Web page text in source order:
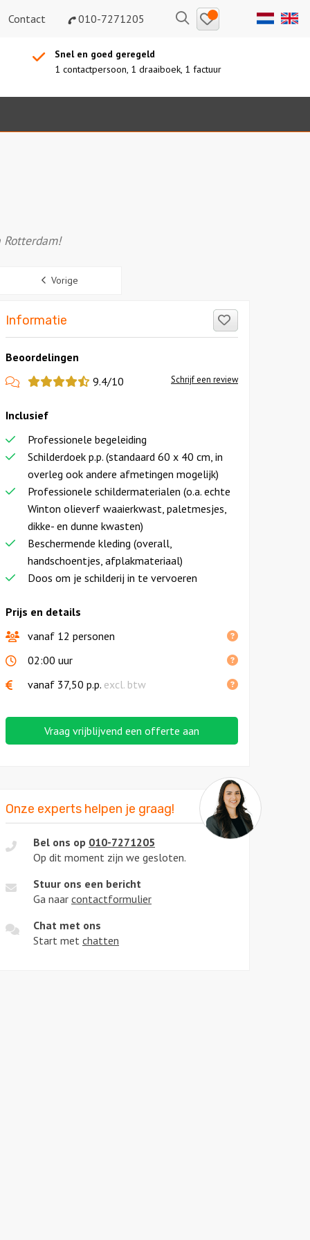
Contact 010-7271205 ZoekenBewaarde
uitjes
Snel en goed geregeld
1 contactpersoon, 1 draaiboek, 1 factuur
Vorige
Informatie
Beoordelingen
View
reviews
9.4/10 Schrijf een review
Prijs en details
vanaf 12 personen
02:00 uur
vanaf 37,50 p.p. excl. btw
Inclusief
Professionele begeleiding
Schilderdoek p.p. (standaard 60 x 40 cm, in
overleg ook andere afmetingen mogelijk)
Professionele schildermaterialen (o.a. echte
Winton olieverf waaierkwast, paletmesjes,
dikke- en dunne kwasten)
Beschermende kleding (overall,
handschoentjes, afplakmateriaal)
Doos om je schilderij in te vervoeren
Vraag vrijblijvend een offerte aan
Onze experts helpen je graag!
Bel ons op 010-7271205
Op dit moment zijn we gesloten.
Stuur ons een bericht
Ga naar contactformulier
Chat met ons
Start met chatten